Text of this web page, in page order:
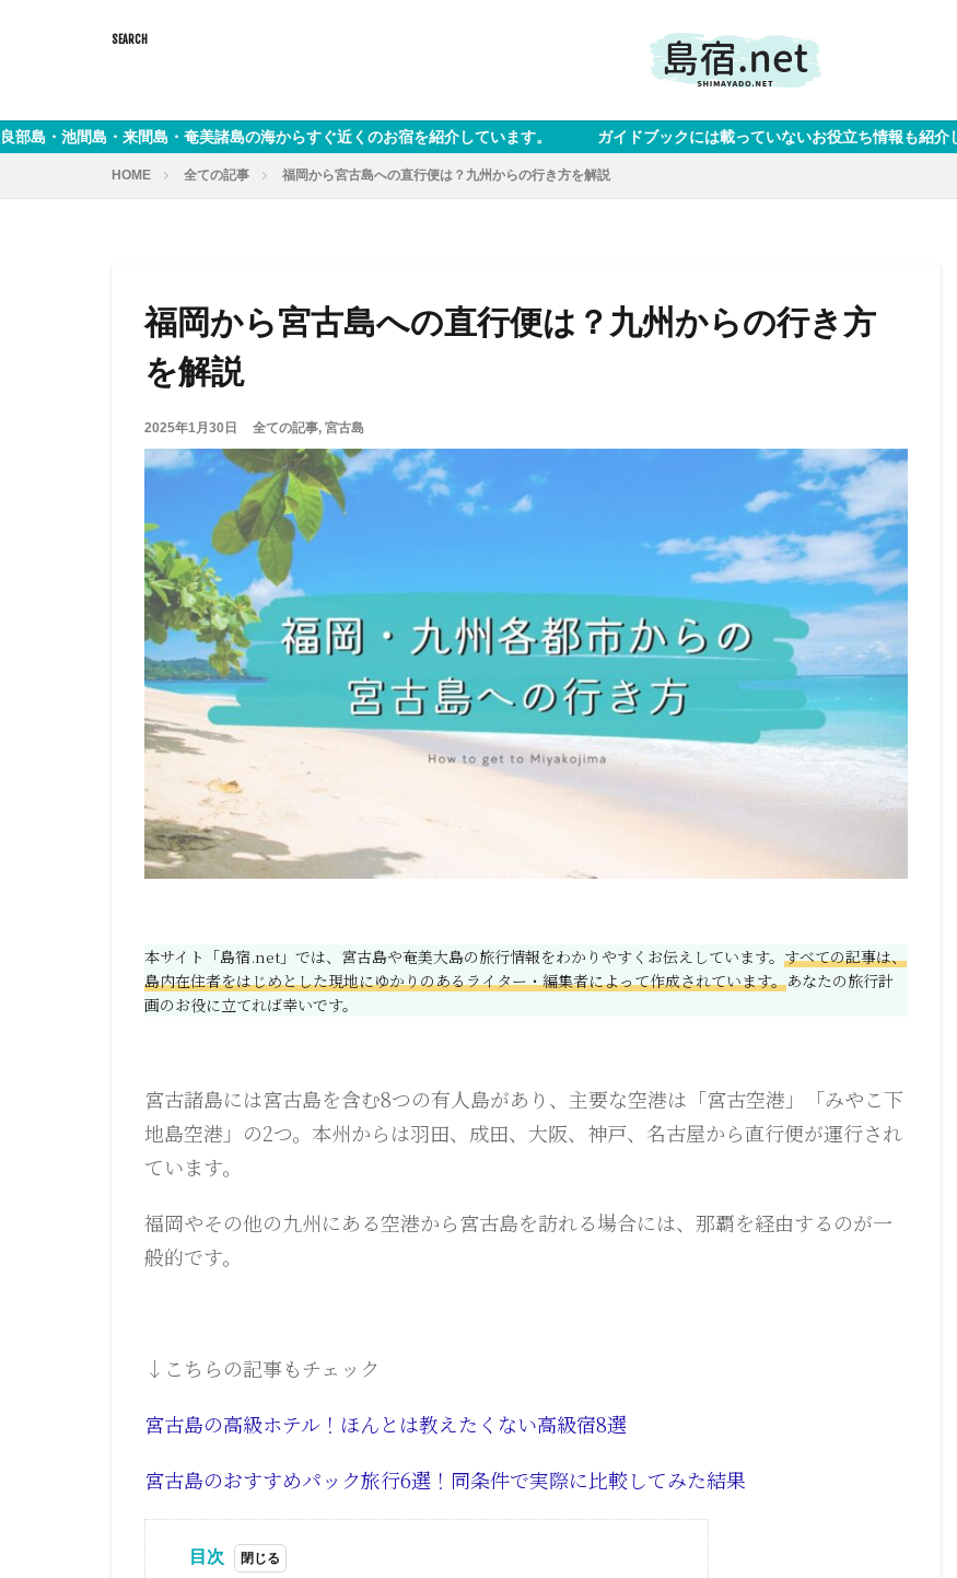
奄美諸島の海からすぐ近くのお宿を紹介しています。 ガイドブックには載っていないお役立ち情報も紹介しています。 ※なお、本
HOME 全ての記事 福岡から宮古島への直行便は？九州からの行き方を解説
福岡から宮古島への直行便は？九州からの行き方
を解説
2025年1月30日 全ての記事, 宮古島
本サイト「島宿.net」では、宮古島や奄美大島の旅行情報をわかりやすくお伝えしています。 すべての記事は、
島内在住者をはじめとした現地にゆかりのあるライター・編集者によって作成されています。あなたの旅行計
画のお役に立てれば幸いです。
宮古諸島には宮古島を含む8つの有人島があり、主要な空港は「宮古空港」「みやこ下
地島空港」の2つ。本州からは羽田、成田、大阪、神戸、名古屋から直行便が運行され
ています。
福岡やその他の九州にある空港から宮古島を訪れる場合には、那覇を経由するのが一
般的です。
↓こちらの記事もチェック
宮古島の高級ホテル！ほんとは教えたくない高級宿8選
宮古島のおすすめパック旅行6選！同条件で実際に比較してみた結果
目次